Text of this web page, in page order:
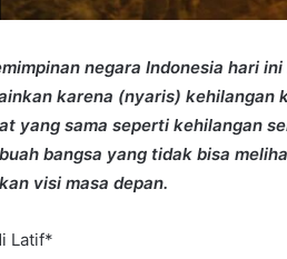
negara Indonesia hari
karena (nyaris) kehilangan
yang sama seperti kehilangan
bangsa yang tidak bisa
visi masa depan.
Latif*